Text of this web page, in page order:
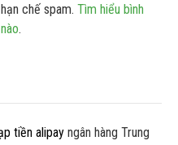
chế spam. Tìm hiểu bình
.
tiền alipay ngân hàng Trung